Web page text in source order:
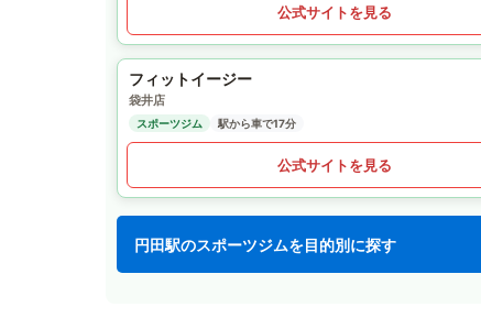
公式サイトを見る
フィットイージー
袋井店
スポーツジム 駅から車で17分
公式サイトを見る
円田駅のスポーツジムを目的別に探す